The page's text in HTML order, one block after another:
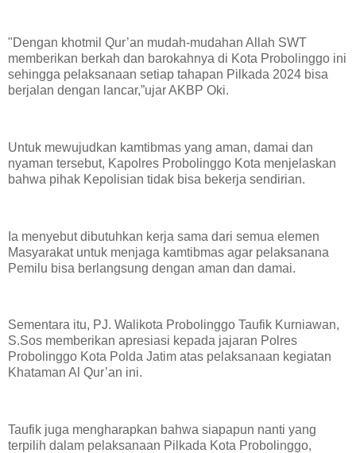
"Dengan khotmil Qur’an mudah-mudahan Allah SWT
memberikan berkah dan barokahnya di Kota Probolinggo ini
sehingga pelaksanaan setiap tahapan Pilkada 2024 bisa
berjalan dengan lancar,”ujar AKBP Oki.
Untuk mewujudkan kamtibmas yang aman, damai dan
nyaman tersebut, Kapolres Probolinggo Kota menjelaskan
bahwa pihak Kepolisian tidak bisa bekerja sendirian.
Ia menyebut dibutuhkan kerja sama dari semua elemen
Masyarakat untuk menjaga kamtibmas agar pelaksanana
Pemilu bisa berlangsung dengan aman dan damai.
Sementara itu, PJ. Walikota Probolinggo Taufik Kurniawan,
S.Sos memberikan apresiasi kepada jajaran Polres
Probolinggo Kota Polda Jatim atas pelaksanaan kegiatan
Khataman Al Qur’an ini.
Taufik juga mengharapkan bahwa siapapun nanti yang
terpilih dalam pelaksanaan Pilkada Kota Probolinggo,